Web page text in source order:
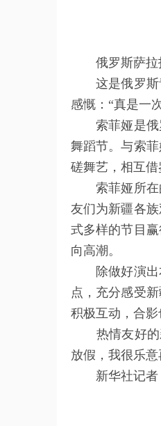
俄罗斯萨拉托
这是俄罗斯青
感慨：“真是一
索菲娅是俄罗
舞蹈节。与索
磋舞艺，相互借
索菲娅所在的
友们为新疆各
式多样的节目
向高潮。
除做好演出本
点，充分感受
积极互动，合影
热情友好的新
放假，我很乐
新华社记者